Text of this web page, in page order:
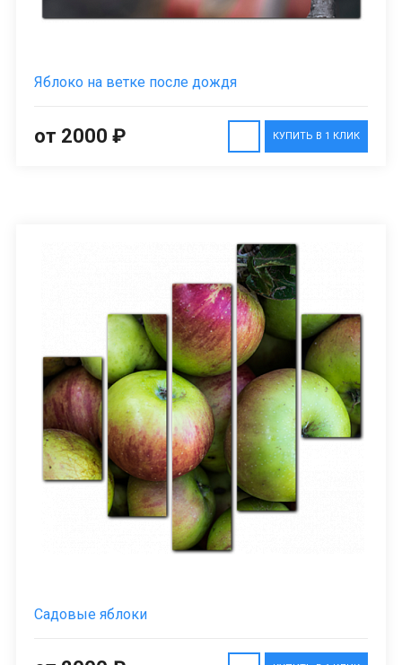
Яблоко на ветке после дождя
КУПИТЬ В 1 КЛИК
от 2000 ₽
Садовые яблоки